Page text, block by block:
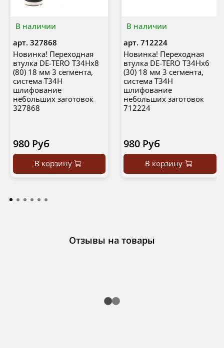
В наличии
арт. 327868
Новинка! Переходная
втулка DE-TERO T34Hx8
(80) 18 мм 3 сегмента,
система T34H
шлифование
небольших заготовок
327868
980 Руб
В корзину
В наличии
арт. 712224
Новинка! Переходная
втулка DE-TERO T34Hx6
(30) 18 мм 3 сегмента,
система T34H
шлифование
небольших заготовок
712224
980 Руб
В корзину
Отзывы на товары